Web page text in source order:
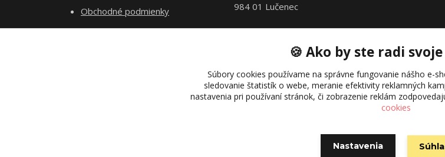
Obchodné podmienky
984 01 Lučenec
🍪 Ako by ste radi
Súbory cookies používame na správne fungovanie nášho e-
sledovanie štatistík o webe, meranie efektivity reklamných
nastavenia pri používaní stránok, či zobrazenie reklám
cookies
Nastavenia